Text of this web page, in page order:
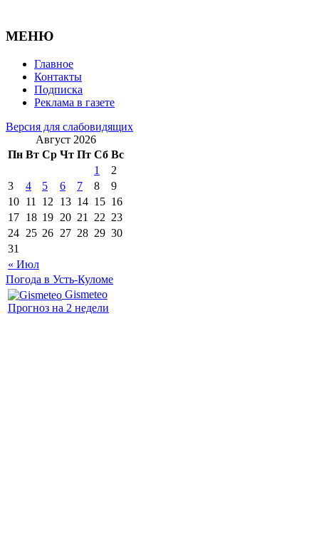
МЕНЮ
Главное
Контакты
Подписка
Реклама в газете
Версия для слабовидящих
Август 2026
Пн Вт Ср Чт Пт Сб Вс
« Июл
1
2
3
4 5 6 7 8
9
10 11 12 13 14 15 16
17 18 19 20 21 22 23
24 25 26 27 28 29 30
31
Погода в Усть-Куломе
Gismeteo
Прогноз на 2 недели